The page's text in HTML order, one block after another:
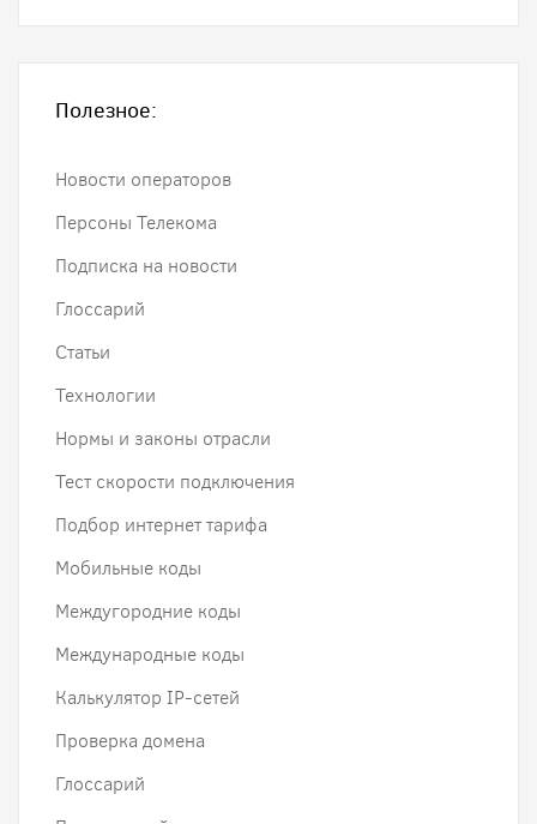
Полезное:
Новости операторов
Персоны Телекома
Подписка на новости
Глоссарий
Статьи
Технологии
Нормы и законы отрасли
Тест скорости подключения
Подбор интернет тарифа
Мобильные коды
Междугородние коды
Международные коды
Калькулятор IP-сетей
Проверка домена
Глоссарий